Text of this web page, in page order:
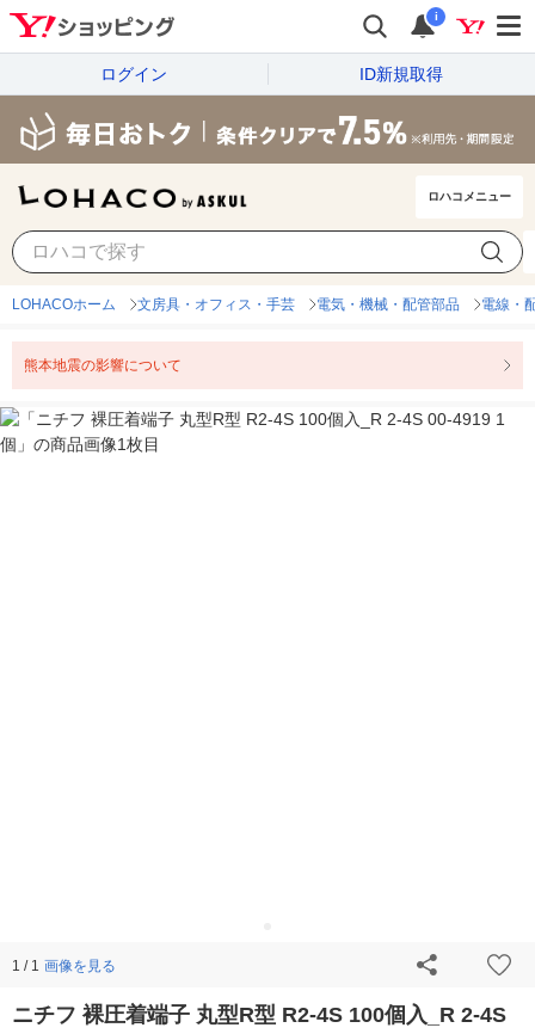
i
ログイン ID新規取得
ロハコメニュー
LOHACOホーム 文房具・オフィス・手芸 電気・機械・配管部品 電線・
熊本地震の影響について
1 / 1 画像を見る
ニチフ 裸圧着端子 丸型R型 R2-4S 100個入_R 2-4S